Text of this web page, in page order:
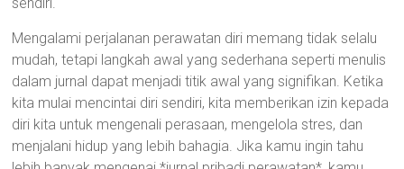
Mengalami perjalanan perawatan diri memang tidak selalu
mudah, tetapi langkah awal yang sederhana seperti menulis
dalam jurnal dapat menjadi titik awal yang signifikan. Ketika
kita mulai mencintai diri sendiri, kita memberikan izin kepada
diri kita untuk mengenali perasaan, mengelola stres, dan
menjalani hidup yang lebih bahagia. Jika kamu ingin tahu